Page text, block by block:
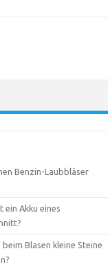
Benzin-Laubbläser
ein Akku eines
Blasen kleine Steine